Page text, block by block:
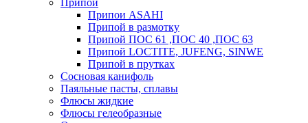
Припой
Припои ASAHI
Припой в размотку
Припой ПОС 61 ,ПОС 40 ,ПОС 63
Припой LOCTITE, JUFENG, SINWE
Припой в прутках
Сосновая канифоль
Паяльные пасты, сплавы
Флюсы жидкие
Флюсы гелеобразные